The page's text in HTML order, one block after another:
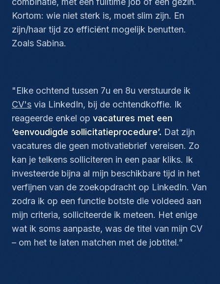
Kortom: wie niet sterk is, moet slim zijn. En
zijn/haar tijd zo efficiënt mogelijk benutten.
Zoals Sabina.
"Elke ochtend tussen 7u en 8u verstuurde ik
CV's via LinkedIn, bij de ochtendkoffie. Ik
reageerde enkel op vacatures met een
‘eenvoudigde sollicitatieprocedure’. Dat zijn
vacatures die geen motivatiebrief vereisen. Zo
kan je telkens solliciteren in een paar kliks. Ik
investeerde bijna al mijn beschikbare tijd in het
verfijnen van de zoekopdracht op LinkedIn. Van
zodra ik op een functie botste die voldeed aan
mijn criteria, solliciteerde ik meteen. Het enige
wat ik soms aanpaste, was de titel van mijn CV
– om het te laten matchen met de jobtitel.”